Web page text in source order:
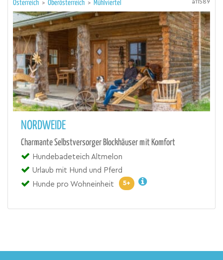
Österreich > Oberösterreich > Mühlviertel a11589
NORDWEIDE
Charmante Selbstversorger Blockhäuser mit Komfort
Hundebadeteich Altmelon
Urlaub mit Hund und Pferd
Hunde pro Wohneinheit
5+